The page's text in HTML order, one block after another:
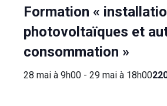
Formation «
photovoltaïques et
consommation »
28 mai à 9h00 - 29 mai à 18h00